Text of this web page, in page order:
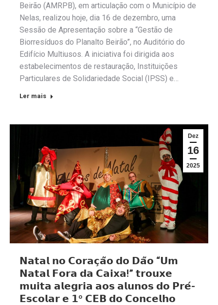
Beirão (AMRPB), em articulação com o Município de
Nelas, realizou hoje, dia 16 de dezembro, uma
Sessão de Apresentação sobre a “Gestão de
Biorresíduos do Planalto Beirão”, no Auditório do
Edifício Multiusos. A iniciativa foi dirigida aos
estabelecimentos de restauração, Instituições
Particulares de Solidariedade Social (IPSS) e…
Ler mais
Dez
16
2025
𝗡𝗮𝘁𝗮𝗹 𝗻𝗼 𝗖𝗼𝗿𝗮𝗰̧𝗮̃𝗼 𝗱𝗼 𝗗𝗮̃𝗼 “𝗨𝗺
𝗡𝗮𝘁𝗮𝗹 𝗙𝗼𝗿𝗮 𝗱𝗮 𝗖𝗮𝗶𝘅𝗮!” 𝘁𝗿𝗼𝘂𝘅𝗲
𝗺𝘂𝗶𝘁𝗮 𝗮𝗹𝗲𝗴𝗿𝗶𝗮 𝗮𝗼𝘀 𝗮𝗹𝘂𝗻𝗼𝘀 𝗱𝗼 𝗣𝗿𝗲́-
𝗘𝘀𝗰𝗼𝗹𝗮𝗿 𝗲 𝟭º 𝗖𝗘𝗕 𝗱𝗼 𝗖𝗼𝗻𝗰𝗲𝗹𝗵𝗼